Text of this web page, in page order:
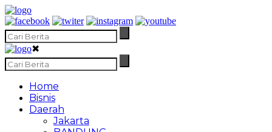
✖
Home
Bisnis
Daerah
Jakarta